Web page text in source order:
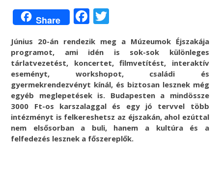
Share Facebook
Június 20-án rendezik meg a Múzeumok Éjszakája
programot, ami idén is sok-sok különleges
tárlatvezetést, koncertet, filmvetítést, interaktív
eseményt, workshopot, családi és
gyermekrendezvényt kínál, és biztosan lesznek még
egyéb meglepetések is. Budapesten a mindössze
3000 Ft-os karszalaggal és egy jó tervvel több
intézményt is felkereshetsz az éjszakán, ahol ezúttal
nem elsősorban a buli, hanem a kultúra és a
felfedezés lesznek a főszereplők.